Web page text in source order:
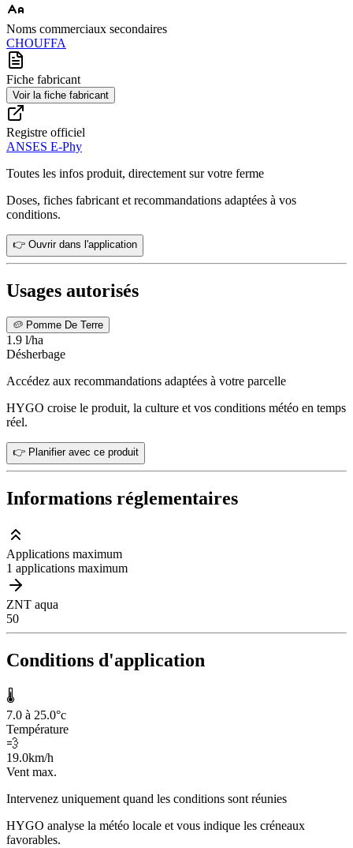
Noms commerciaux secondaires
CHOUFFA
Fiche fabricant
Voir la fiche fabricant
Registre officiel
ANSES E-Phy
Toutes les infos produit, directement sur votre ferme
Doses, fiches fabricant et recommandations adaptées à vos
conditions.
👉 Ouvrir dans l'application
Usages autorisés
🥔 Pomme De Terre
1.9 l/ha
Désherbage
Accédez aux recommandations adaptées à votre parcelle
HYGO croise le produit, la culture et vos conditions météo en temps
réel.
👉 Planifier avec ce produit
Informations réglementaires
Applications maximum
1 applications maximum
ZNT aqua
50
Conditions d'application
🌡️
7.0 à 25.0°c
Température
💨
19.0km/h
Vent max.
Intervenez uniquement quand les conditions sont réunies
HYGO analyse la météo locale et vous indique les créneaux
favorables.